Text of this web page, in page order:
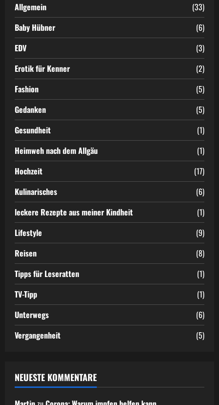
Allgemein
(33)
Baby Hübner
(6)
EDV
(3)
Erotik für Kenner
(2)
Fashion
(5)
Gedanken
(5)
Gesundheit
(1)
Heimweh nach dem Allgäu
(1)
Hochzeit
(17)
Kulinarisches
(6)
leckere Rezepte aus meiner Kindheit
(1)
Lifestyle
(9)
Reisen
(8)
Tipps für Leseratten
(1)
TV-Tipp
(1)
Unterwegs
(6)
Vergangenheit
(5)
NEUESTE KOMMENTARE